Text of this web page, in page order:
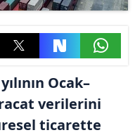
Ocak–
verilerini
ticarette